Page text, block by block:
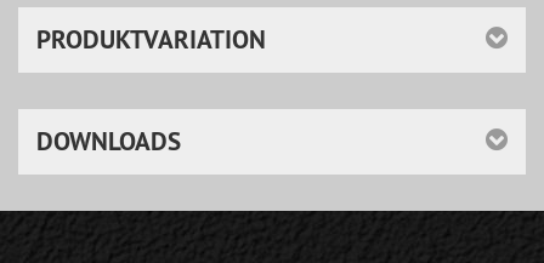
PRODUKTVARIATION
DOWNLOADS